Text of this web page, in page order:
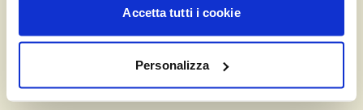
Accetta tutti i cookie
Personalizza